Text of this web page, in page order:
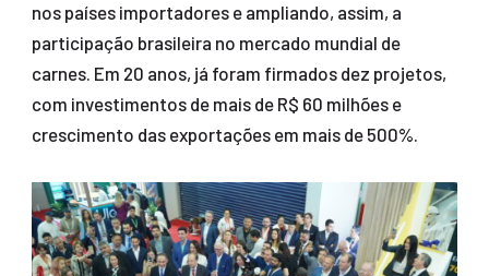
nos países importadores e ampliando, assim, a
participação brasileira no mercado mundial de
carnes. Em 20 anos, já foram firmados dez projetos,
com investimentos de mais de R$ 60 milhões e
crescimento das exportações em mais de 500%.